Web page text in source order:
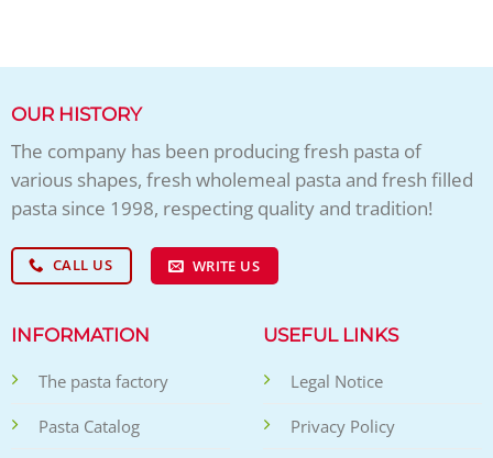
OUR HISTORY
The company has been producing fresh pasta of
various shapes, fresh wholemeal pasta and fresh filled
pasta since 1998, respecting quality and tradition!
CALL US WRITE US
INFORMATION
The pasta factory
Pasta Catalog
USEFUL LINKS
Legal Notice
Privacy Policy